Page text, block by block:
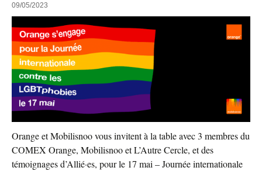
09/05/2023
Orange et Mobilisnoo vous invitent à la table avec 3 membres du
COMEX Orange, Mobilisnoo et L’Autre Cercle, et des
témoignages d’Allié·es, pour le 17 mai – Journée internationale